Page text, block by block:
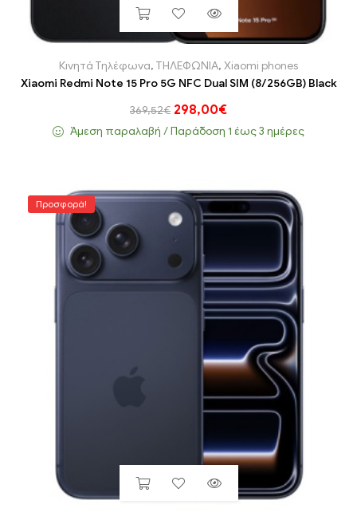
Κινητά Τηλέφωνα, ΤΗΛΕΦΩΝΙΑ, Xiaomi phones
Xiaomi Redmi Note 15 Pro 5G NFC Dual SIM (8/256GB) Black
369,52€ 298,00€
Άμεση παραλαβή / Παράδoση 1 έως 3 ημέρες
Προσφορά!